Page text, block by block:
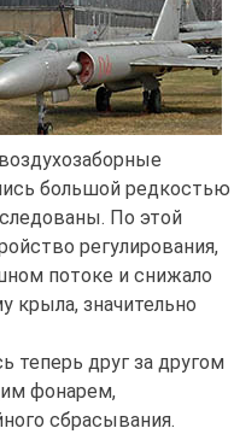
большой редкостью
По этой
регулирования,
потоке и снижало
крыла, значительно
теперь друг за другом
фонарем,
сбрасывания.